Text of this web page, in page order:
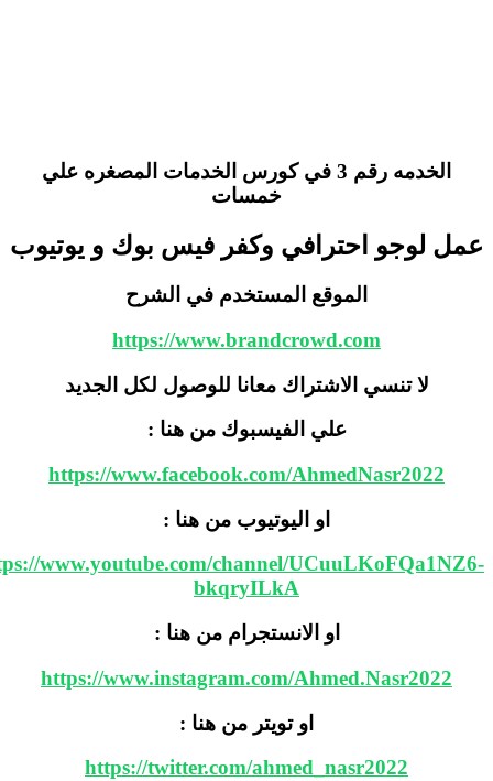
الخدمه رقم 3 في كورس الخدمات المصغره علي
خمسات
لوجو احترافي وكفر فيس بوك و يوتيوب
الموقع المستخدم في الشرح
https://www.brandcrowd.com
لا تنسي الاشتراك معانا للوصول لكل الجديد
علي الفيسبوك من هنا :
https://www.facebook.com/AhmedNasr2022
او اليوتيوب من هنا :
https://www.youtube.com/channel/
bkqryILkA
او الانستجرام من هنا :
https://www.instagram.com/Ahmed.Nasr2022
او تويتر من هنا :
https://twitter.com/ahmed_nasr2022